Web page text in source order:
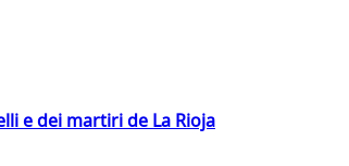
e dei martiri de La Rioja